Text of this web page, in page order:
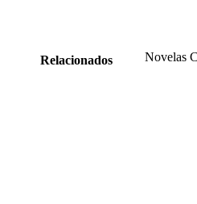
Relacionados Novelas